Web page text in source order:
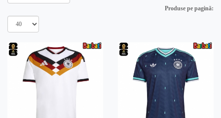
Produse pe pagină: